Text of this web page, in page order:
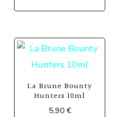
La Brune Bounty
Hunters 10ml
5,90 €